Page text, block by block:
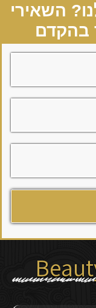
השאירי
בהקדם